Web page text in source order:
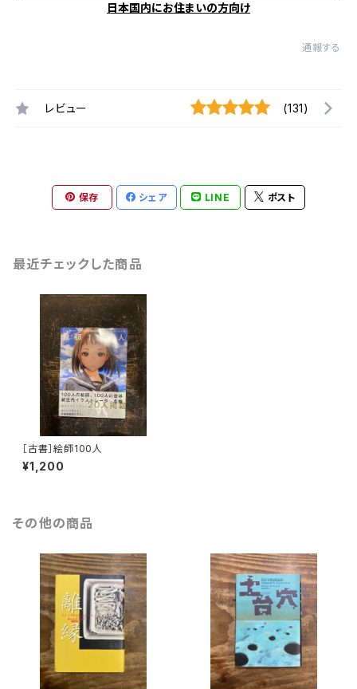
日本国内にお住まいの方向け
通報する
レビュー (131)
保存 シェア LINE ポスト
最近チェックした商品
［古書］絵師100人
¥1,200
その他の商品